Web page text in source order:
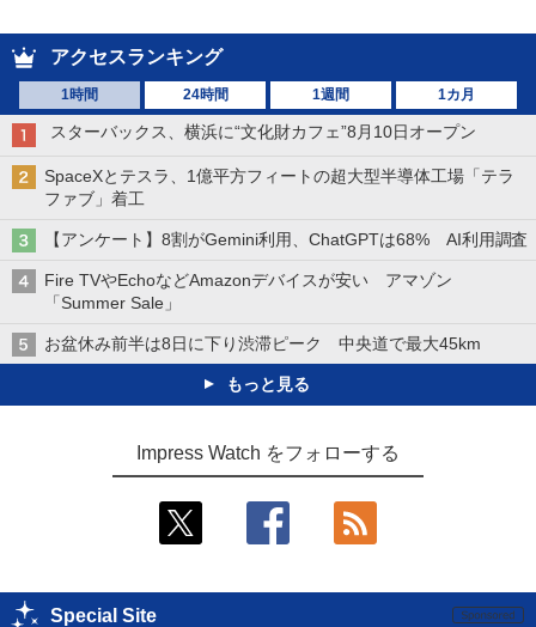
アクセスランキング
1時間 24時間 1週間 1カ月
スターバックス、横浜に“文化財カフェ”8月10日オープン
SpaceXとテスラ、1億平方フィートの超大型半導体工場「テラ
ファブ」着工
【アンケート】8割がGemini利用、ChatGPTは68% AI利用調査
Fire TVやEchoなどAmazonデバイスが安い アマゾン
「Summer Sale」
お盆休み前半は8日に下り渋滞ピーク 中央道で最大45km
もっと見る
Impress Watch をフォローする
Special Site